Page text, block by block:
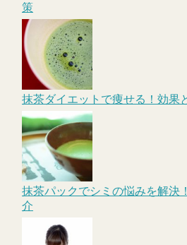
策
抹茶ダイエットで痩せる！効果
抹茶パックでシミの悩みを解決
介